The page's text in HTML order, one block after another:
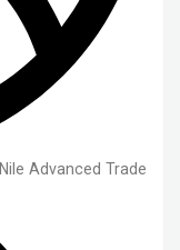
Nile Advanced Trade